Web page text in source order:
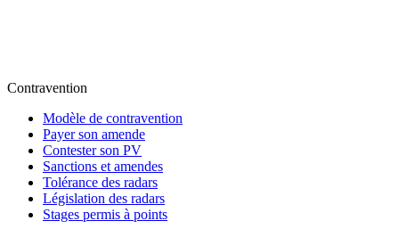
Contravention
Modèle de contravention
Payer son amende
Contester son PV
Sanctions et amendes
Tolérance des radars
Législation des radars
Stages permis à points